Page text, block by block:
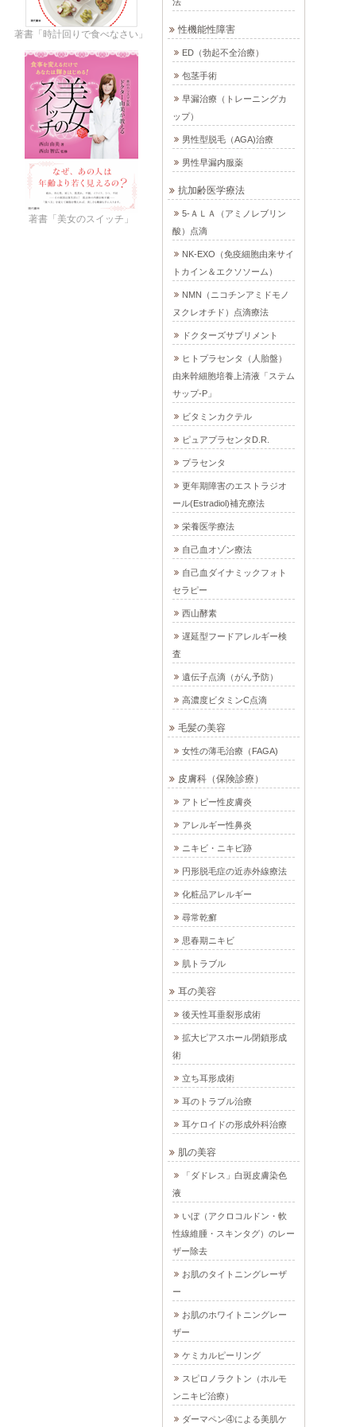
性機能性障害
ED（勃起不全治療）
包茎手術
早漏治療（トレーニングカ
ップ）
男性型脱毛（AGA)治療
男性早漏内服薬
抗加齢医学療法
5-ＡＬＡ（アミノレブリン
酸）点滴
NK-EXO（免疫細胞由来サイ
トカイン＆エクソソーム）
NMN（ニコチンアミドモノ
ヌクレオチド）点滴療法
ドクターズサプリメント
ヒトプラセンタ（人胎盤）
由来幹細胞培養上清液「ステム
サップ-P」
ビタミンカクテル
ピュアプラセンタD.R.
プラセンタ
更年期障害のエストラジオ
ール(Estradiol)補充療法
栄養医学療法
自己血オゾン療法
自己血ダイナミックフォト
セラピー
西山酵素
遅延型フードアレルギー検
査
遺伝子点滴（がん予防）
高濃度ビタミンC点滴
毛髪の美容
女性の薄毛治療（FAGA)
皮膚科（保険診療）
アトピー性皮膚炎
アレルギー性鼻炎
ニキビ・ニキビ跡
円形脱毛症の近赤外線療法
化粧品アレルギー
尋常乾癬
思春期ニキビ
肌トラブル
耳の美容
後天性耳垂裂形成術
拡大ピアスホール閉鎖形成
術
立ち耳形成術
耳のトラブル治療
耳ケロイドの形成外科治療
肌の美容
「ダドレス」白斑皮膚染色
液
いぼ（アクロコルドン・軟
性線維腫・スキンタグ）のレー
ザー除去
お肌のタイトニングレーザ
ー
お肌のホワイトニングレー
ザー
ケミカルピーリング
スピロノラクトン（ホルモ
ンニキビ治療）
ダーマペン④による美肌ケ
著書「時計回りで食べなさい」
著書「美女のスイッチ」